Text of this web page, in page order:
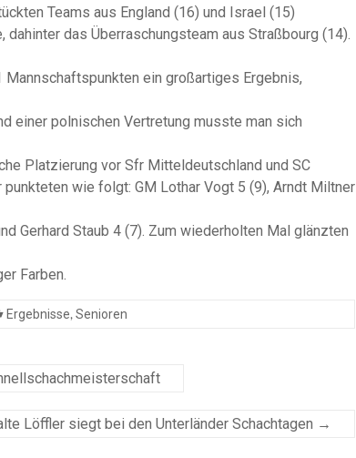
Teams aus England (16) und Israel (15)
das Überraschungsteam aus Straßbourg (14).
Mannschaftspunkten ein großartiges Ergebnis,
einer polnischen Vertretung musste man sich
Platzierung vor Sfr Mitteldeutschland und SC
wie folgt: GM Lothar Vogt 5 (9), Arndt Miltner
Gerhard Staub 4 (7). Zum wiederholten Mal glänzten
Farben.
Ergebnisse, Senioren
Löffler siegt bei den Unterländer Schachtagen →